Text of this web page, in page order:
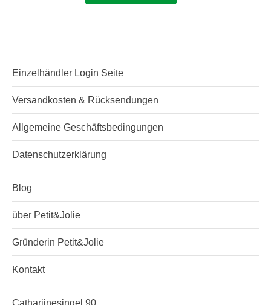
Einzelhändler Login Seite
Versandkosten & Rücksendungen
Allgemeine Geschäftsbedingungen
Datenschutzerklärung
Blog
über Petit&Jolie
Gründerin Petit&Jolie
Kontakt
Catharijnesingel 90